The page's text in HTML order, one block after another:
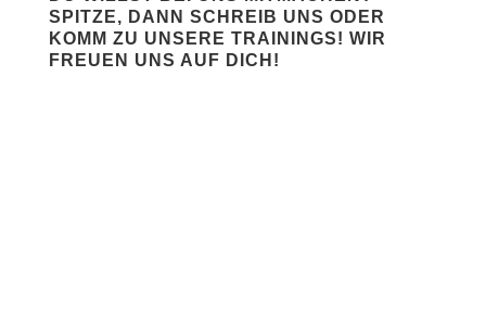
SPITZE, DANN SCHREIB UNS ODER
KOMM ZU UNSERE TRAININGS! WIR
FREUEN UNS AUF DICH!